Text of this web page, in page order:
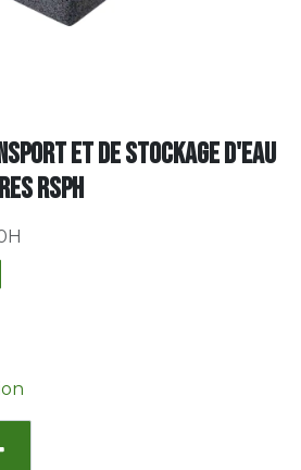
et de stockage d'eau
RSPH